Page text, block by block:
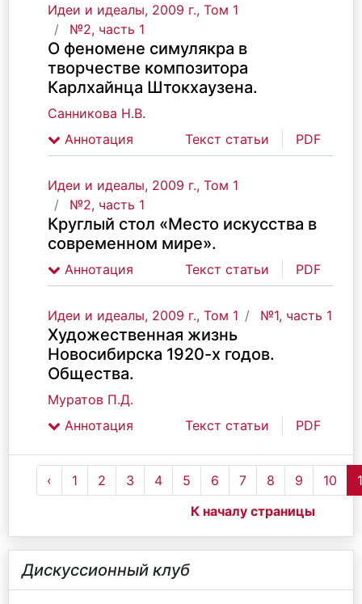
Идеи и идеалы, 2009 г., Том 1
№2, часть 1
О феномене симулякра в
творчестве композитора
Карлхайнца Штокхаузена.
Санникова Н.В.
Аннотация
Текст статьи PDF
Идеи и идеалы, 2009 г., Том 1
№2, часть 1
Круглый стол «Место искусства в
современном мире».
Аннотация Текст статьи PDF
Идеи и идеалы, 2009 г., Том 1 №1, часть 1
Художественная жизнь
Новосибирска 1920-х годов.
Общества.
Муратов П.Д.
Аннотация
Текст статьи PDF
‹ 1 2 3 4 5 6 7 8 9 10
К началу страницы
Дискуссионный клуб